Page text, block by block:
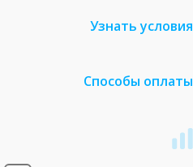
Узнать условия
Способы оплаты